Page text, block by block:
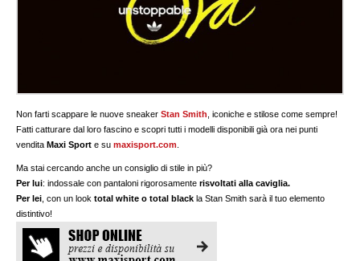
Non farti scappare le nuove sneakerStan Smith , iconiche e stilose come sempre!
Fatti catturare dal loro fascino e scopri tutti i modelli disponibili già ora nei punti
vendita Maxi Sport e sumaxisport.com
Ma stai cercando anche un consiglio di stile in più?
Per lui: indossale con pantaloni rigorosamenterisvoltati alla caviglia.
Per lei , con un looktotal white o total black la Stan Smith sarà il tuo elemento
distintivo!